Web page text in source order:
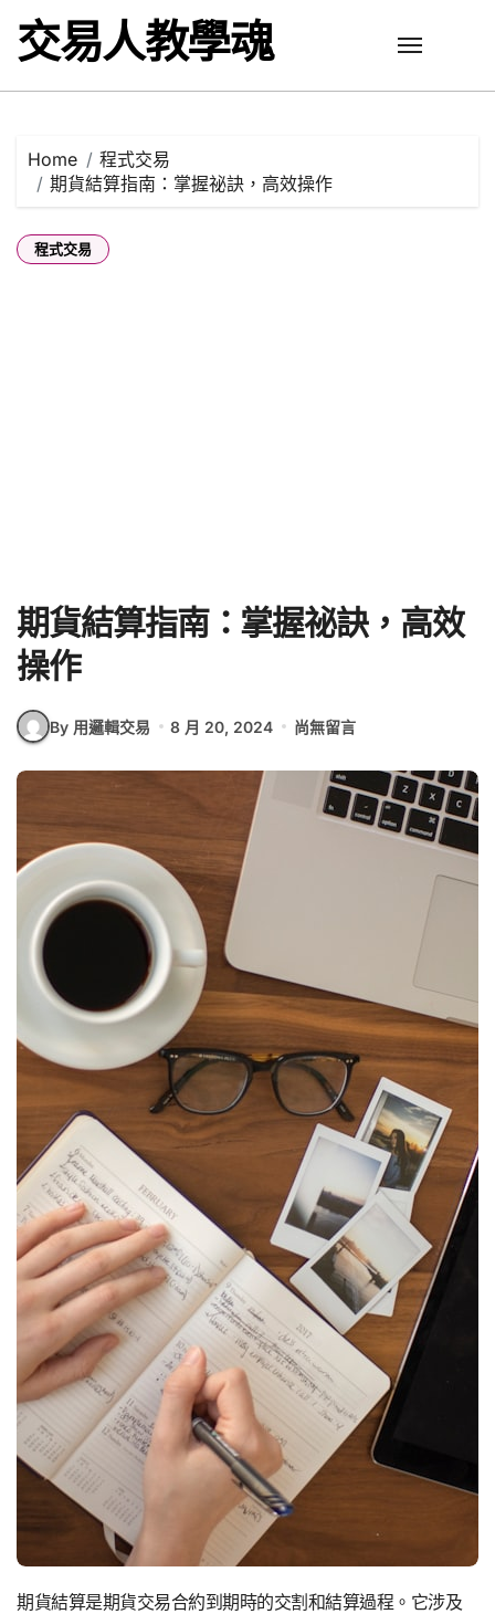
content
交易人教學魂
Home
程式交易
期貨結算指南：掌握祕訣，高效操作
程式交易
期貨結算指南：掌握祕訣，高效
操作
By 用邏輯交易 8 月 20, 2024 尚無留言
期貨結算是期貨交易合約到期時的交割和結算過程。它涉及